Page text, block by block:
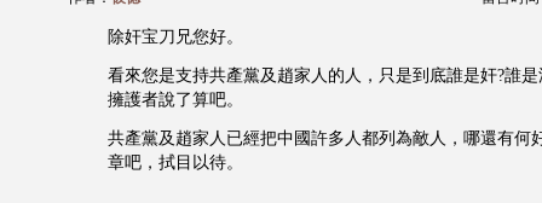
除奸宝刀兄您好。
看來您是支持共產黨及趙家人的人，只是到底誰是奸?誰
擁護者說了算吧。
共產黨及趙家人已經把中國許多人都列為敵人，哪還有何
章吧，拭目以待。